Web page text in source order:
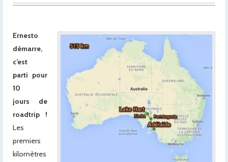
Ernesto
démarre,
c’est
parti pour
10
jours de
roadtrip !
Les
premiers
kilomètres